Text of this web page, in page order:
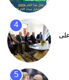
على